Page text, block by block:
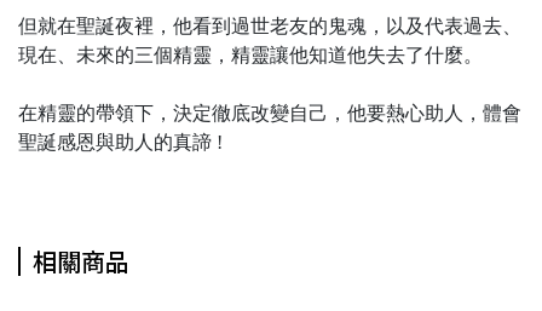
但就在聖誕夜裡，他看到過世老友的鬼魂，以及代表過去、
現在、未來的三個精靈，精靈讓他知道他失去了什麼。
在精靈的帶領下，決定徹底改變自己，他要熱心助人，體會
聖誕感恩與助人的真諦 !
相關商品